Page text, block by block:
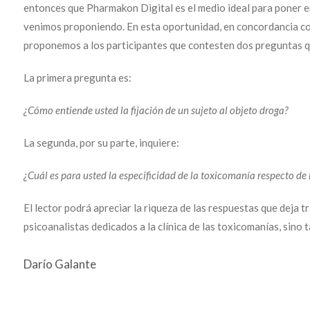
entonces que Pharmakon Digital es el medio ideal para poner
venimos proponiendo. En esta oportunidad, en concordancia
proponemos a los participantes que contesten dos preguntas
La primera pregunta es:
¿Cómo entiende usted la fijación de un sujeto al objeto droga?
La segunda, por su parte, inquiere:
¿Cuál es para usted la especificidad de la toxicomanía respecto
El lector podrá apreciar la riqueza de las respuestas que deja
psicoanalistas dedicados a la clínica de las toxicomanías, sino
Darío Galante